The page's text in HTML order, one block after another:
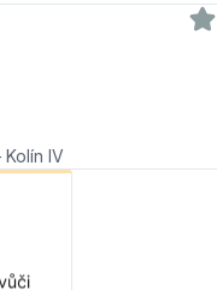
Kolín IV